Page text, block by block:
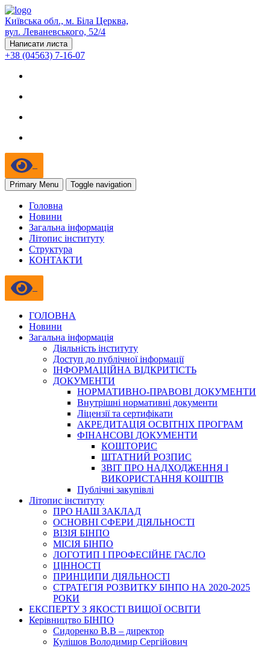
Київська обл., м. Біла Церква,
вул. Леваневського, 52/4
Написати листа
+38 (04563) 7-16-07
Primary Menu Toggle navigation
Головна
Новини
Загальна інформація
Літопис інституту
Структура
КОНТАКТИ
ГОЛОВНА
Новини
Загальна інформація
Діяльність інституту
Доступ до публічної інформації
ІНФОРМАЦІЙНА ВІДКРИТІСТЬ
ДОКУМЕНТИ
НОРМАТИВНО-ПРАВОВІ ДОКУМЕНТИ
Внутрішні нормативні документи
Ліцензії та сертифікати
АКРЕДИТАЦІЯ ОСВІТНІХ ПРОГРАМ
ФІНАНСОВІ ДОКУМЕНТИ
КОШТОРИС
ШТАТНИЙ РОЗПИС
ЗВІТ ПРО НАДХОДЖЕННЯ І
ВИКОРИСТАННЯ КОШТІВ
Публічні закупівлі
Літопис інституту
ПРО НАШ ЗАКЛАД
ОСНОВНІ СФЕРИ ДІЯЛЬНОСТІ
ВІЗІЯ БІНПО
МІСІЯ БІНПО
ЛОГОТИП І ПРОФЕСІЙНЕ ГАСЛО
ЦІННОСТІ
ПРИНЦИПИ ДІЯЛЬНОСТІ
СТРАТЕГІЯ РОЗВИТКУ БІНПО НА 2020-2025
РОКИ
ЕКСПЕРТУ З ЯКОСТІ ВИЩОЇ ОСВІТИ
Керівництво БІНПО
Сидоренко В.В – директор
Кулішов Володимир Сергійович